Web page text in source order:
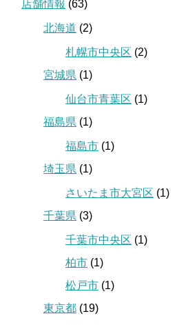
店舗情報 (63)
北海道 (2)
札幌市中央区 (2)
宮城県 (1)
仙台市青葉区 (1)
福島県 (1)
福島市 (1)
埼玉県 (1)
さいたま市大宮区 (1)
千葉県 (3)
千葉市中央区 (1)
柏市 (1)
松戸市 (1)
東京都 (19)